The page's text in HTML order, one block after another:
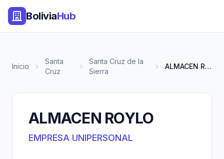
BoliviaHub
Inicio
Santa
Cruz
Santa Cruz de la
Sierra
ALMACEN ROYLO
ALMACEN ROYLO
EMPRESA UNIPERSONAL